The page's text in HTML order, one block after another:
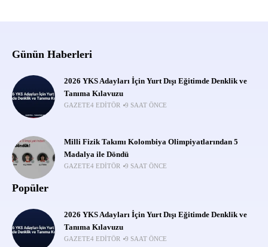
Günün Haberleri
2026 YKS Adayları İçin Yurt Dışı Eğitimde Denklik ve
Tanıma Kılavuzu
GAZETE4 EDITÖR 9 SAAT ÖNCE
Milli Fizik Takımı Kolombiya Olimpiyatlarından 5
Madalya ile Döndü
GAZETE4 EDITÖR 9 SAAT ÖNCE
Popüler
2026 YKS Adayları İçin Yurt Dışı Eğitimde Denklik ve
Tanıma Kılavuzu
GAZETE4 EDITÖR 9 SAAT ÖNCE